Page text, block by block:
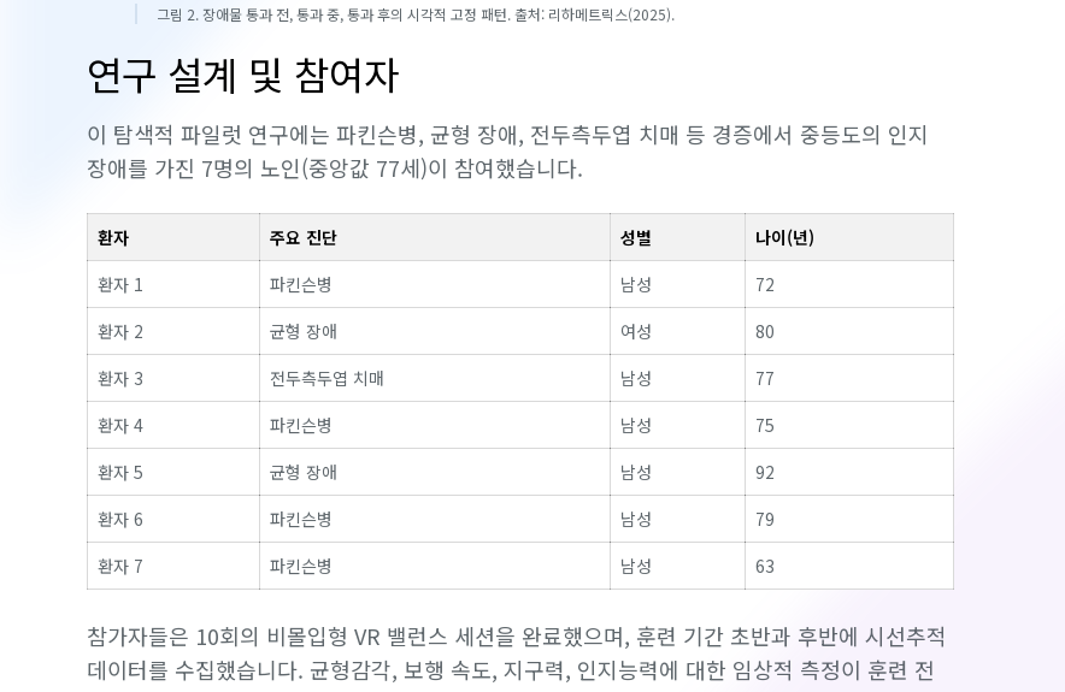
그림 2. 장애물 통과 전, 통과 중, 통과 후의 시각적 고정 패턴. 출처: 리하메트릭스(2025).
연구 설계 및 참여자
이 탐색적 파일럿 연구에는 파킨슨병, 균형 장애, 전두측두엽 치매 등 경증에서 중등도의 인지
장애를 가진 7명의 노인(중앙값 77세)이 참여했습니다.
환자 주요 진단 성별
나이(년)
환자 1
파킨슨병 남성
72
환자 2
균형 장애 여성
80
환자 3
전두측두엽 치매 남성
77
환자 4
파킨슨병 남성
75
환자 5
균형 장애 남성
92
환자 6
파킨슨병 남성
79
환자 7
파킨슨병 남성 63
참가자들은 10회의 비몰입형 VR 밸런스 세션을 완료했으며, 훈련 기간 초반과 후반에 시선추적
데이터를 수집했습니다. 균형감각, 보행 속도, 지구력, 인지능력에 대한 임상적 측정이 훈련 전